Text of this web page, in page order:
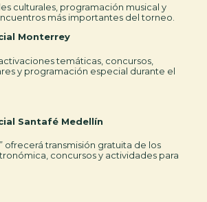
Santafé Medellín
ofrecerá transmisión gratuita de los
concursos y actividades para
culturales, programación musical y
más importantes del torneo.
Monterrey
temáticas, concursos,
y programación especial durante el